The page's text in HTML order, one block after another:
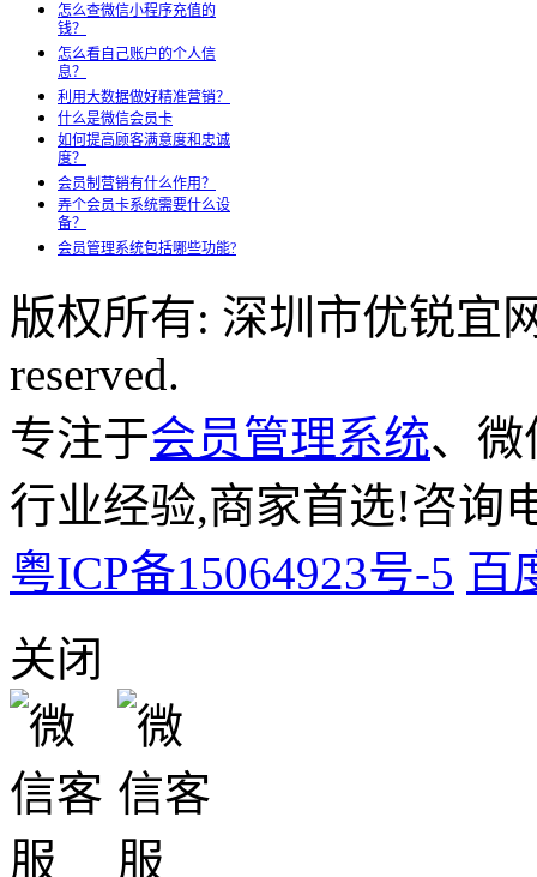
怎么查微信小程序充值的
钱？
怎么看自己账户的个人信
息？
利用大数据做好精准营销？
什么是微信会员卡
如何提高顾客满意度和忠诚
度？
会员制营销有什么作用？
弄个会员卡系统需要什么设
备？
会员管理系统包括哪些功能?
版权所有: 深圳市优锐宜
reserved.
专注于会员管理系统、
行业经验,商家首选!咨询
粤ICP备15064923号-5 百
关闭